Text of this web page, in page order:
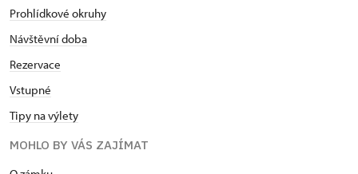
Prohlídkové okruhy
Návštěvní doba
Rezervace
Vstupné
Tipy na výlety
MOHLO BY VÁS ZAJÍMAT